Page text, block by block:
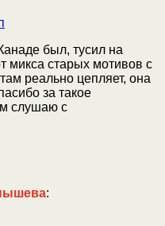
был, тусил на
старых мотивов с
реально цепляет, она
за такое
слушаю с
: